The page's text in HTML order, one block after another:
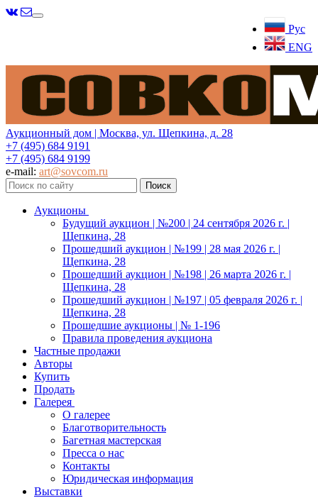
Рус
ENG
Меню
Аукционный дом | Москва, ул. Щепкина, д. 28
+7 (495) 684 9191
+7 (495) 684 9199
e-mail: art@sovcom.ru
Аукционы
Будущий аукцион | №200 | 24 сентября 2026 г. |
Щепкина, 28
Прошедший аукцион | №199 | 28 мая 2026 г. |
Щепкина, 28
Прошедший аукцион | №198 | 26 марта 2026 г. |
Щепкина, 28
Прошедший аукцион | №197 | 05 февраля 2026 г. |
Щепкина, 28
Прошедшие аукционы | № 1-196
Правила проведения аукциона
Частные продажи
Авторы
Купить
Продать
Галерея
О галерее
Благотворительность
Багетная мастерская
Пресса о нас
Контакты
Юридическая информация
Выставки